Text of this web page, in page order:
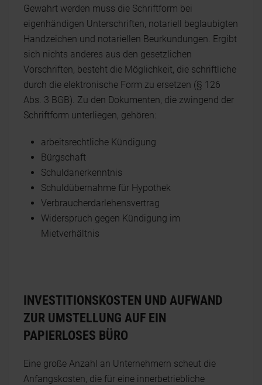
Gewahrt werden muss die Schriftform bei
eigenhändigen Unterschriften, notariell beglaubigten
Handzeichen und notariellen Beurkundungen. Ergibt
sich nichts anderes aus den gesetzlichen
Vorschriften, besteht die Möglichkeit, die schriftliche
durch die elektronische Form zu ersetzen (§ 126
Abs. 3 BGB). Zu den Dokumenten, die zwingend der
Schriftform unterliegen, gehören:
arbeitsrechtliche Kündigung
Bürgschaft
Schuldanerkenntnis
Schuldübernahme für Hypothek
Verbraucherdarlehensvertrag
Widerspruch gegen Kündigung im
Mietverhältnis
INVESTITIONSKOSTEN UND AUFWAND
ZUR UMSTELLUNG AUF EIN
PAPIERLOSES BÜRO
Eine große Anzahl an Unternehmern scheut die
Anfangskosten, die für eine innerbetriebliche